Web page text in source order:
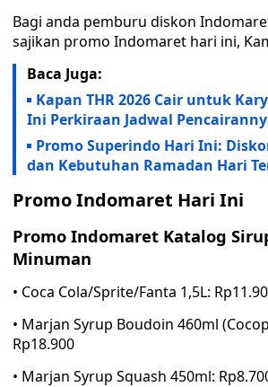
Bagi anda pemburu diskon
sajikan promo Indomaret hari ini,
Baca Juga:
Kapan THR 2026 Cair untuk
Ini Perkiraan Jadwal
Promo Superindo Hari Ini:
dan Kebutuhan Ramadan Hari
Promo Indomaret Hari Ini
Promo Indomaret Katalog
Minuman
• Coca Cola/Sprite/Fanta 1,5L:
• Marjan Syrup Boudoin 460ml
Rp18.900
• Marjan Syrup Squash 450ml: